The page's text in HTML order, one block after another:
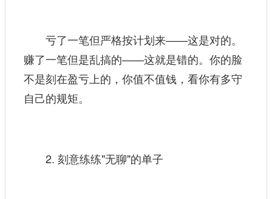
亏了一笔但严格按计划来——这是对的。
赚了一笔但是乱搞的——这就是错的。你的脸
不是刻在盈亏上的，你值不值钱，看你有多守
自己的规矩。
2. 刻意练练"无聊"的单子